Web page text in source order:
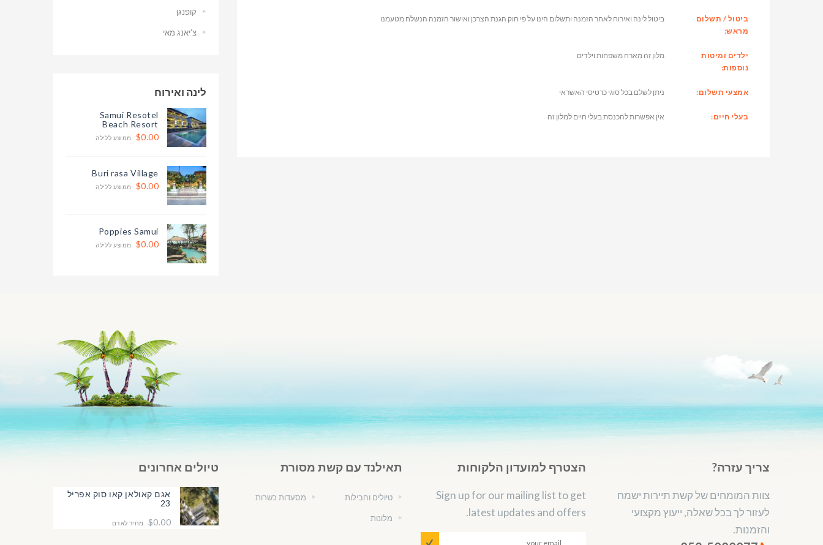
ביטול / תשלום
מראש:
ביטול לינה ואירוח לאחר הזמנה ותשלום הינו על פי חוק הגנת הצרכן ואישור הזמנה הנשלח מטעמנו
ילדים ומיטות
נוספות:
מלון זה מארח משפחות וילדים
אמצעי תשלום: ניתן לשלם בכל סוגי כרטיסי האשראי
בעלי חיים: אין אפשרות להכנסת בעלי חיים למלון זה
קופנגן
צ’יאנג מאי
לינה ואירוח
Samui Resotel
Beach Resort
$0.00
ממוצע ללילה
Buri rasa Village
$0.00
ממוצע ללילה
Poppies Samui
$0.00
ממוצע ללילה
צריך עזרה?
צוות המומחים של קשת תיירות ישמח
לעזור לך בכל שאלה, ייעוץ מקצועי
והזמנות.
הצטרף למועדון הלקוחות
Sign up for our mailing list to get
latest updates and offers.
תאילנד עם קשת מסורת
טיולים וחבילות
מלונות
מסעדות כשרות
טיולים אחרונים
אגם קאולאן קאו סוק אפריל
23
$0.00
מחיר לאדם